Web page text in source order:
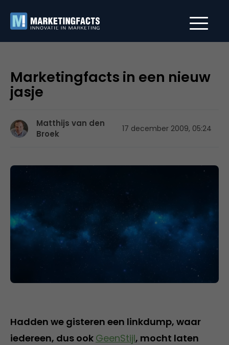
Marketingfacts in een nieuw
jasje
Matthijs van den
Broek
17 december 2009, 05:24
Hadden we gisteren een linkdump, waar
iedereen, dus ook GeenStijl, mocht laten